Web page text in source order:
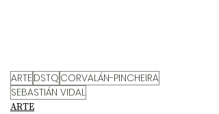
ARTEDSTQ CORVALÁN-PINCHEIRA
SEBASTIÁN VIDAL
ARTE